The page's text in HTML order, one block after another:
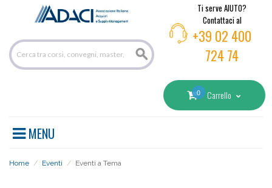
Ti serve AIUTO?
Contattaci al
+39 02 400
724 74
0 Carrello
MENU
Home / Eventi / Eventi a Tema